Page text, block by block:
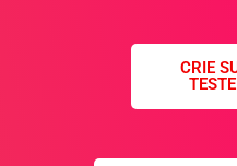
CRIE